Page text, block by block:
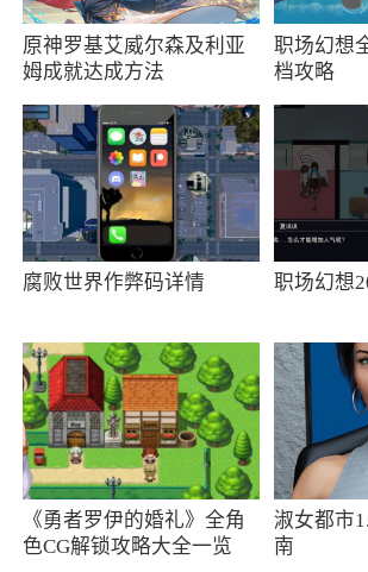
3、搭配你的兵种狙击僵潮，
活下来的关键哦
原神罗基艾威尔森及利亚
姆成就达成方法
职场幻想
档攻略
腐败世界作弊码详情 职场幻想
《勇者罗伊的婚礼》全角
色CG解锁攻略大全一览
淑女都市
南